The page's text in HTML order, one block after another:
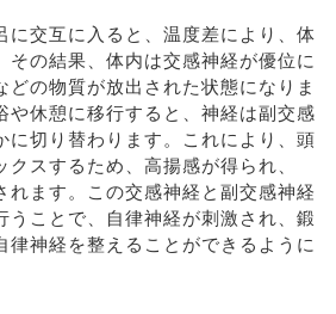
に交互に入ると、温度差により、体
その結果、体内は交感神経が優位に
どの物質が放出された状態になりま
や休憩に移行すると、神経は副交感
に切り替わります。これにより、頭
スするため、高揚感が得られ、
れます。この交感神経と副交感神経
うことで、自律神経が刺激され、鍛
律神経を整えることができるように